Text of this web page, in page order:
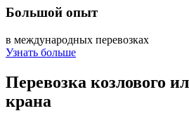
Большой опыт
в международных перевозках
Узнать больше
Перевозка козлового
крана